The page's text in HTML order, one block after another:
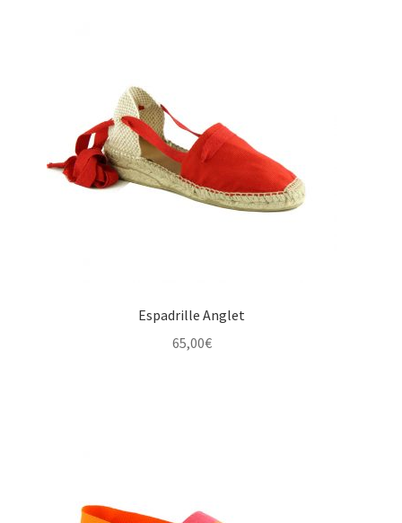
Espadrille Anglet
65,00€